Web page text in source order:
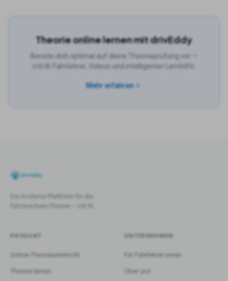
Theorie online lernen mit drivEddy
Bereite dich optimal auf deine Theorieprüfung vor —
mit KI-Fahrlehrer, Videos und intelligenter Lernhilfe.
Mehr erfahren
PRODUKT
Online-Theorieunterricht
Theorie lernen
UNTERNEHMEN
Für Fahrlehrer:innen
Über uns